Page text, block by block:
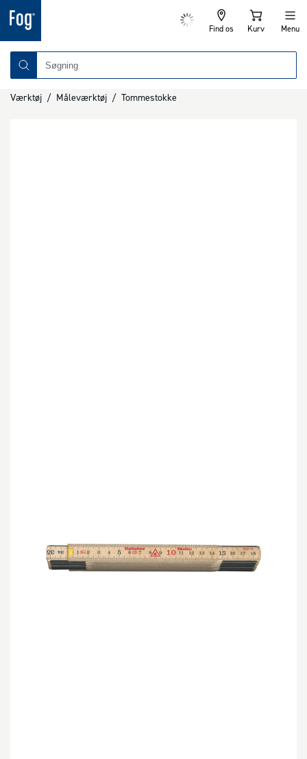
Find os Kurv Menu
Værktøj / Måleværktøj / Tommestokke